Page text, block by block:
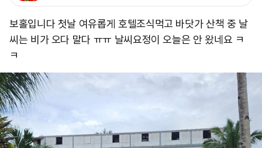
보홀입니다 첫날 여유롭게 호텔조식먹고 바닷가 산책 중 날
씨는 비가 오다 말다 ㅠㅠ 날씨요정이 오늘은 안 왔네요 ㅋ
ㅋ